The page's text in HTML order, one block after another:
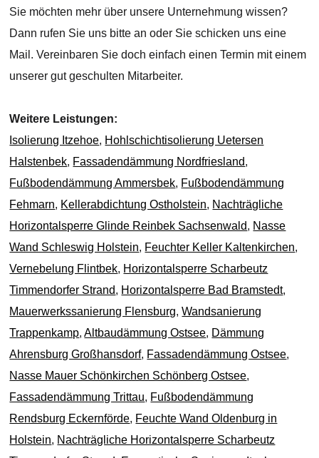
Sie möchten mehr über unsere Unternehmung wissen?
Dann rufen Sie uns bitte an oder Sie schicken uns eine
Mail. Vereinbaren Sie doch einfach einen Termin mit einem
unserer gut geschulten Mitarbeiter.
Weitere Leistungen:
Isolierung Itzehoe, Hohlschichtisolierung Uetersen
Halstenbek, Fassadendämmung Nordfriesland,
Fußbodendämmung Ammersbek, Fußbodendämmung
Fehmarn, Kellerabdichtung Ostholstein, Nachträgliche
Horizontalsperre Glinde Reinbek Sachsenwald, Nasse
Wand Schleswig Holstein, Feuchter Keller Kaltenkirchen,
Vernebelung Flintbek, Horizontalsperre Scharbeutz
Timmendorfer Strand, Horizontalsperre Bad Bramstedt,
Mauerwerkssanierung Flensburg,Wandsanierung
Trappenkamp,Altbaudämmung Ostsee, Dämmung
Ahrensburg Großhansdorf, Fassadendämmung Ostsee,
Nasse Mauer Schönkirchen Schönberg Ostsee,
Fassadendämmung Trittau, Fußbodendämmung
Rendsburg Eckernförde, Feuchte Wand Oldenburg in
Holstein, Nachträgliche Horizontalsperre Scharbeutz